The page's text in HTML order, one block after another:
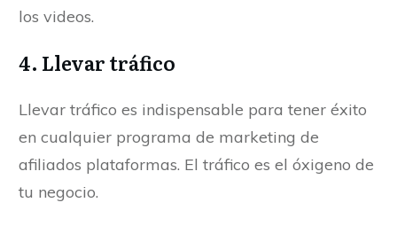
los videos.
4. Llevar tráfico
Llevar tráfico es indispensable para tener éxito
en cualquier programa de marketing de
afiliados plataformas. El tráfico es el óxigeno de
tu negocio.